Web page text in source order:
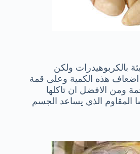
بالكربوهيدرات ولكن
الشيبسي يحتوي على 3 اضعاف هذه الكمية وعلى قمة
ومن الافضل ان تاكلها
المقاوم الذي يساعد الجسم